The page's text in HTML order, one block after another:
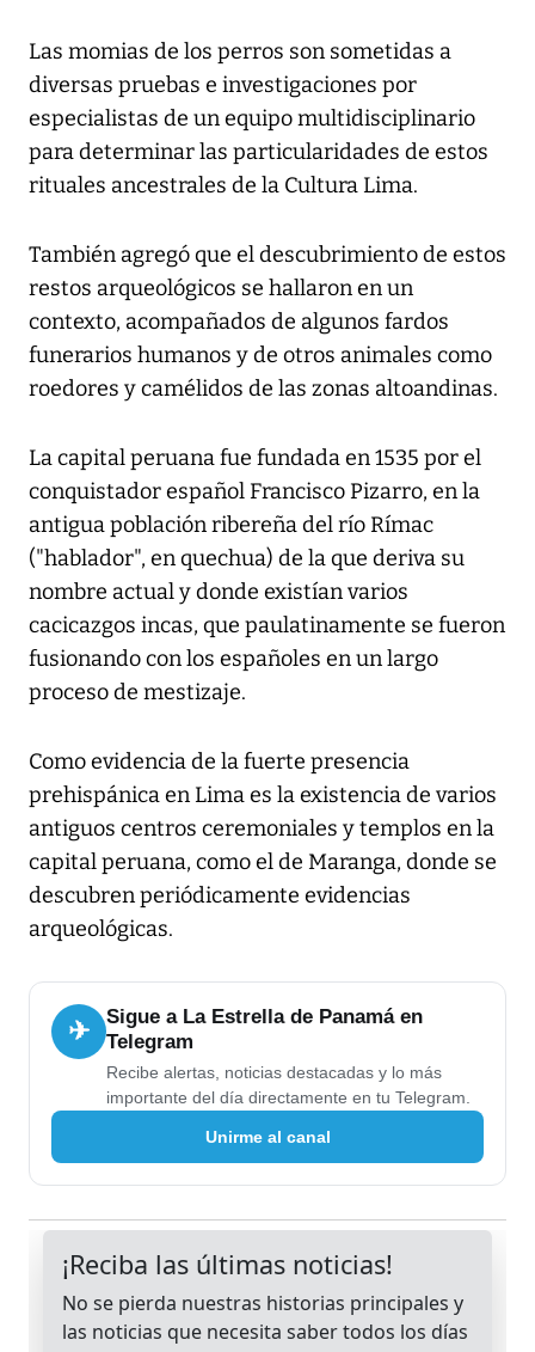
Las momias de los perros son sometidas a
diversas pruebas e investigaciones por
especialistas de un equipo multidisciplinario
para determinar las particularidades de estos
rituales ancestrales de la Cultura Lima.
También agregó que el descubrimiento de estos
restos arqueológicos se hallaron en un
contexto, acompañados de algunos fardos
funerarios humanos y de otros animales como
roedores y camélidos de las zonas altoandinas.
La capital peruana fue fundada en 1535 por el
conquistador español Francisco Pizarro, en la
antigua población ribereña del río Rímac
("hablador", en quechua) de la que deriva su
nombre actual y donde existían varios
cacicazgos incas, que paulatinamente se fueron
fusionando con los españoles en un largo
proceso de mestizaje.
Como evidencia de la fuerte presencia
prehispánica en Lima es la existencia de varios
antiguos centros ceremoniales y templos en la
capital peruana, como el de Maranga, donde se
descubren periódicamente evidencias
arqueológicas.
✈
Sigue a La Estrella de Panamá en
Telegram
Recibe alertas, noticias destacadas y lo más
importante del día directamente en tu Telegram.
Unirme al canal